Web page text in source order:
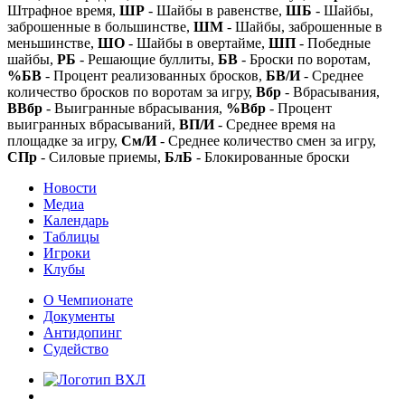
Штрафное время, ШР - Шайбы в равенстве, ШБ - Шайбы,
заброшенные в большинстве, ШМ - Шайбы, заброшенные в
меньшинстве, ШО - Шайбы в овертайме, ШП - Победные
шайбы, РБ - Решающие буллиты, БВ - Броски по воротам,
%БВ - Процент реализованных бросков, БВ/И- Среднее
количество бросков по воротам за игру, Вбр - Вбрасывания,
ВВбр - Выигранные вбрасывания, %Вбр - Процент
выигранных вбрасываний, ВП/И- Среднее время на
площадке за игру, См/И- Среднее количество смен за игру,
СПр - Силовые приемы, БлБ - Блокированные броски
Новости
Медиа
Календарь
Таблицы
Игроки
Клубы
О Чемпионате
Документы
Антидопинг
Судейство